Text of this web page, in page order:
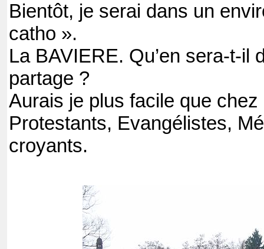
Bientôt, je serai dans un
catho ».
La BAVIERE. Qu’en sera-t-il
partage ?
Aurais je plus facile que
Protestants, Evangélistes,
croyants.